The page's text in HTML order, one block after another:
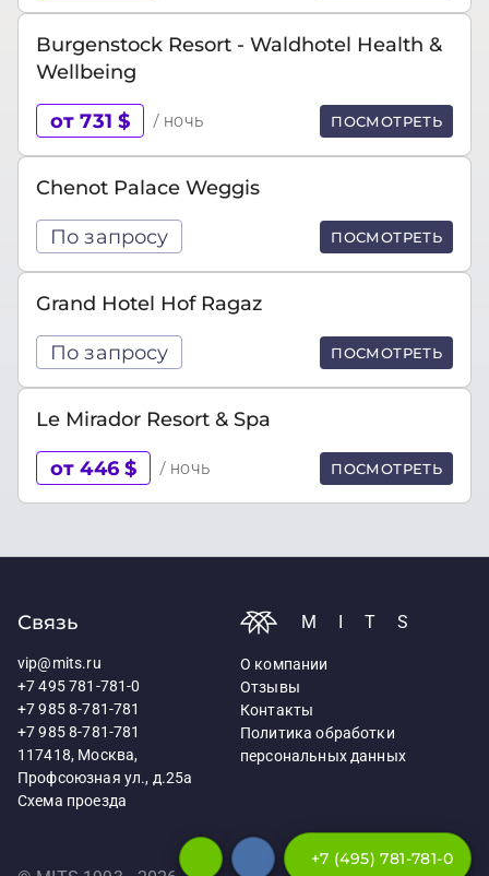
Burgenstock Resort - Waldhotel Health &
Wellbeing
от 731 $ / ночь ПОСМОТРЕТЬ
Chenot Palace Weggis
По запросу ПОСМОТРЕТЬ
Grand Hotel Hof Ragaz
По запросу ПОСМОТРЕТЬ
Le Mirador Resort & Spa
от 446 $ / ночь ПОСМОТРЕТЬ
Связь
vip@mits.ru
+7 495 781-781-0
+7 985 8-781-781
+7 985 8-781-781
117418, Москва,
Профсоюзная ул., д.25а
Схема проезда
MITS
О компании
Отзывы
Контакты
Политика обработки
персональных данных
+7 (495) 781-781-0